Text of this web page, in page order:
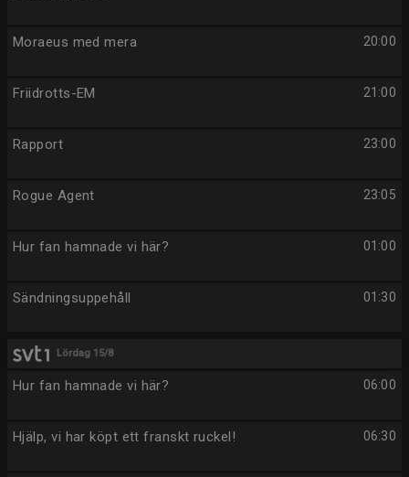
20:00
Moraeus med mera
21:00
Friidrotts-EM
23:00
Rapport
23:05
Rogue Agent
01:00
Hur fan hamnade vi här?
01:30
Sändningsuppehåll
Lördag 15/8
06:00
Hur fan hamnade vi här?
06:30
Hjälp, vi har köpt ett franskt ruckel!